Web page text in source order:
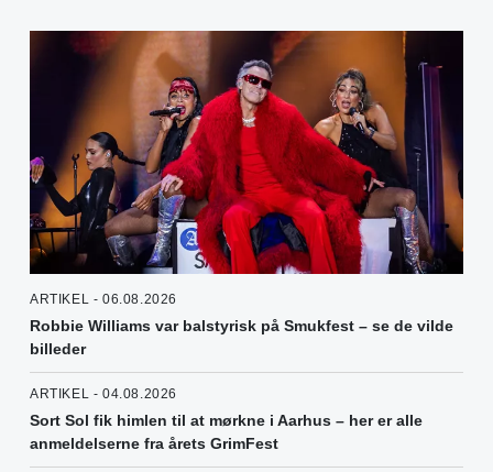
ARTIKEL - 06.08.2026
Robbie Williams var balstyrisk på Smukfest – se de vilde
billeder
ARTIKEL - 04.08.2026
Sort Sol fik himlen til at mørkne i Aarhus – her er alle
anmeldelserne fra årets GrimFest